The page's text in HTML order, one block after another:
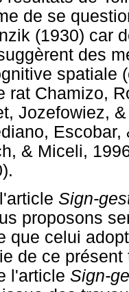
de se
(1930) car
des
spatiale
rat Chamizo,
Jozefowiez,
& Miceli,
Sign-
proposons
que celui
de ce
l'article Sign-